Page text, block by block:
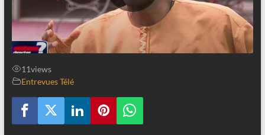
11views
Entrevues Télé